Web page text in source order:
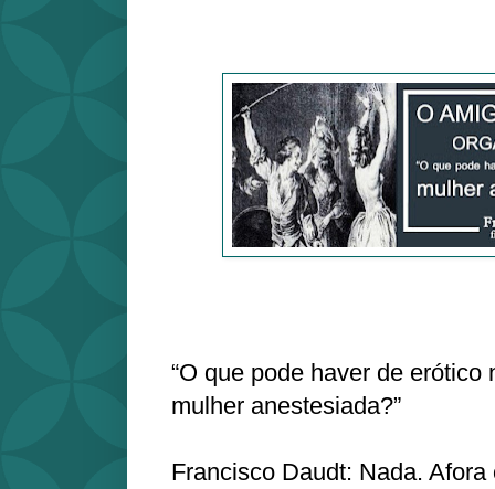
“O que pode haver de erótico
mulher anestesiada?”
Francisco Daudt: Nada.